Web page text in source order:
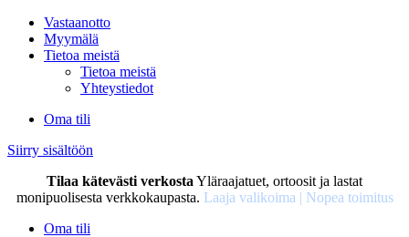
Vastaanotto
Myymälä
Tietoa meistä
Tietoa meistä
Yhteystiedot
Oma tili
Siirry sisältöön
Tilaa kätevästi verkosta Yläraajatuet, ortoosit ja lastat
monipuolisesta verkkokaupasta. Laaja valikoima | Nopea toimitus
Oma tili